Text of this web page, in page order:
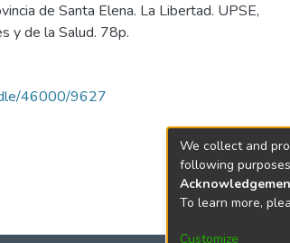
de Santa Elena. La Libertad. UPSE,
y de la Salud. 78p.
46000/9627
We collect and
following
To learn more,
Customize